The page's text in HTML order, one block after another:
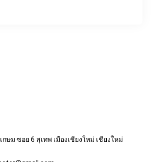
ษม ซอย 6 สุเทพ เมืองเชียงใหม่ เชียงใหม่